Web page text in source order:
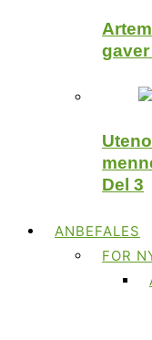
Del 3
ANBEFALES
FOR